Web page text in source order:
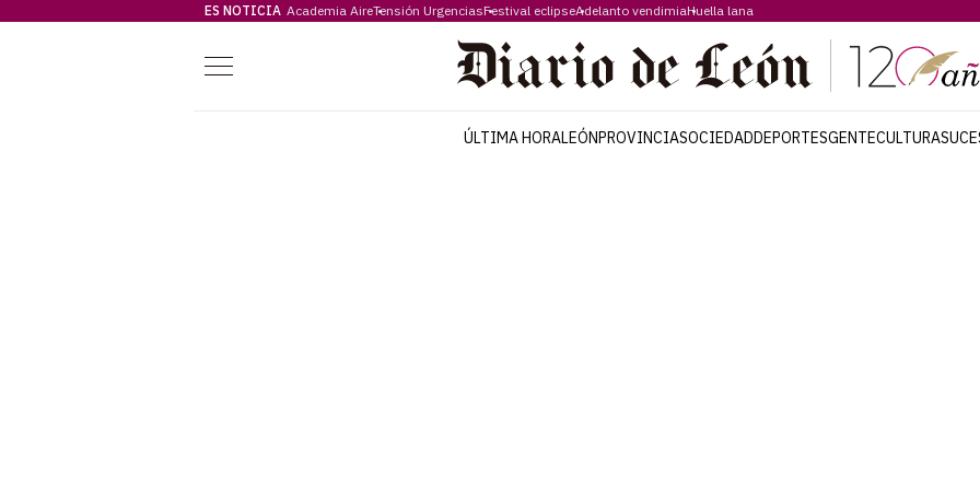
ES NOTICIA Academia AireTensión UrgenciasFestival eclipseAdelanto vendimiaHuella lana
Menú
ÚLTIMA HORALEÓNPROVINCIASOCIEDADDEPORTESGENTECULTURA